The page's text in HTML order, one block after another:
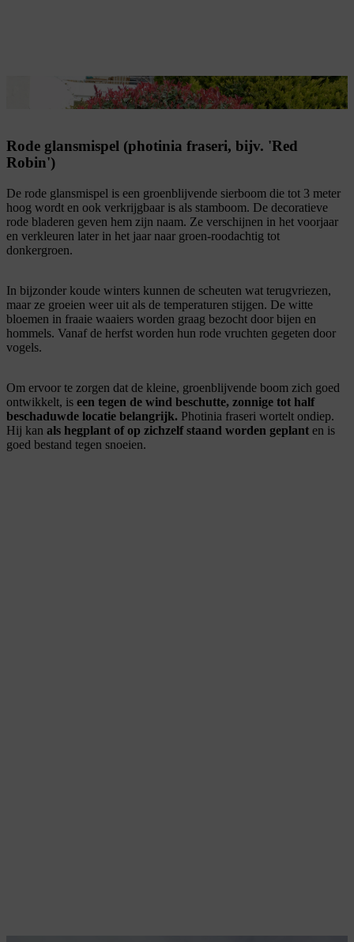
Karakteristiek voor de rode glansmispel zijn de rode bladeren.
Rode glansmispel (photinia fraseri, bijv. 'Red
Robin')
De rode glansmispel is een groenblijvende sierboom die tot 3 meter
hoog wordt en ook verkrijgbaar is als stamboom. De decoratieve
rode bladeren geven hem zijn naam. Ze verschijnen in het voorjaar
en verkleuren later in het jaar naar groen-roodachtig tot
donkergroen.
In bijzonder koude winters kunnen de scheuten wat terugvriezen,
maar ze groeien weer uit als de temperaturen stijgen. De witte
bloemen in fraaie waaiers worden graag bezocht door bijen en
hommels. Vanaf de herfst worden hun rode vruchten gegeten door
vogels.
Om ervoor te zorgen dat de kleine, groenblijvende boom zich goed
ontwikkelt, is een tegen de wind beschutte, zonnige tot half
beschaduwde locatie belangrijk. Photinia fraseri wortelt ondiep.
Hij kan als hegplant of op zichzelf staand worden geplant en is
goed bestand tegen snoeien.